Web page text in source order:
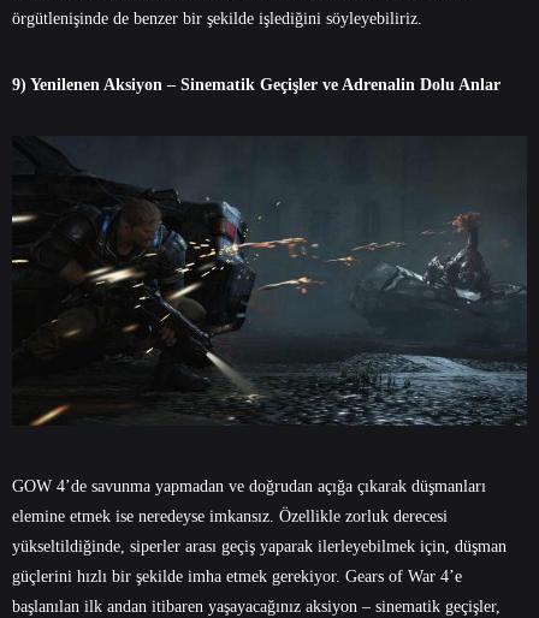
örgütlenişinde de benzer bir şekilde işlediğini söyleyebiliriz.
9) Yenilenen Aksiyon – Sinematik Geçişler ve Adrenalin Dolu Anlar
GOW 4’de savunma yapmadan ve doğrudan açığa çıkarak düşmanları
elemine etmek ise neredeyse imkansız. Özellikle zorluk derecesi
yükseltildiğinde, siperler arası geçiş yaparak ilerleyebilmek için, düşman
güçlerini hızlı bir şekilde imha etmek gerekiyor. Gears of War 4’e
başlanılan ilk andan itibaren yaşayacağınız aksiyon – sinematik geçişler,